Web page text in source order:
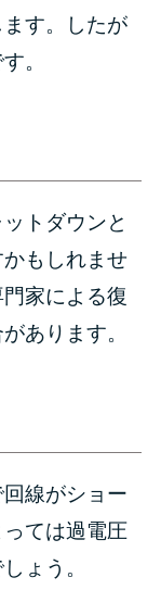
す。したが
。
トダウンと
もしれませ
家による復
あります。
線がショー
ては過電圧
ょう。